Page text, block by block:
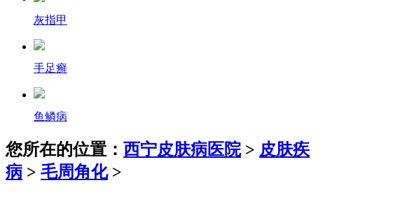
灰指甲
手足癣
鱼鳞病
您所在的位置： 西宁皮肤病医院> 皮肤疾
病 > 毛周角化>